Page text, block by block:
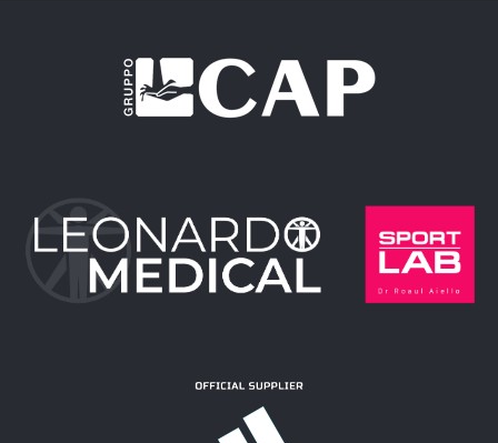
9 Aprile 2025
Lettera dal mister. La forza di un
gruppo, il cuore di una squadra, la
dell’ultima gara casalinga: per celebrare un percorso di
crescita e trasmettere tutto l’orgoglio della società.
Manca poco all’ultima partita[…]
Leggi tutto